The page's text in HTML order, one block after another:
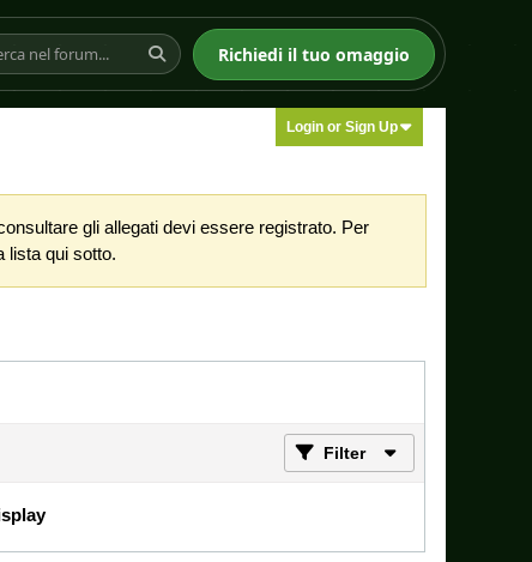
Richiedi il tuo omaggio
Login or Sign Up
gli allegati devi essere registrato. Per
lista qui sotto.
Filter